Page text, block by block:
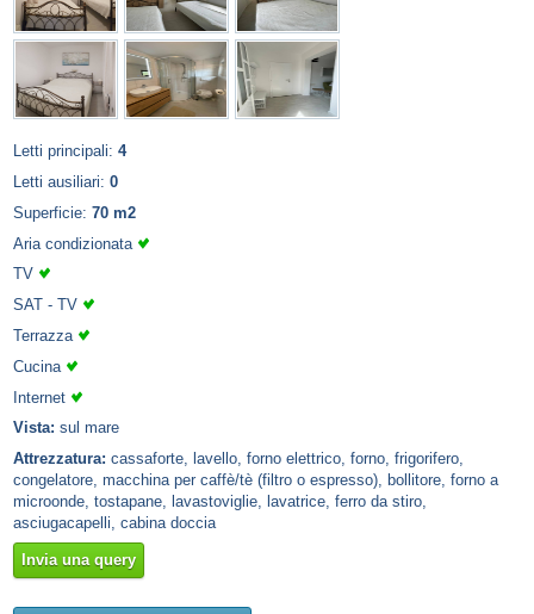
Letti principali: 4
Letti ausiliari: 0
Superficie: 70 m2
Aria condizionata
TV
SAT - TV
Terrazza
Cucina
Internet
Vista: sul mare
Attrezzatura: cassaforte, lavello, forno elettrico, forno, frigorifero,
congelatore, macchina per caffè/tè (filtro o espresso), bollitore, forno a
microonde, tostapane, lavastoviglie, lavatrice, ferro da stiro,
asciugacapelli, cabina doccia
Invia una query